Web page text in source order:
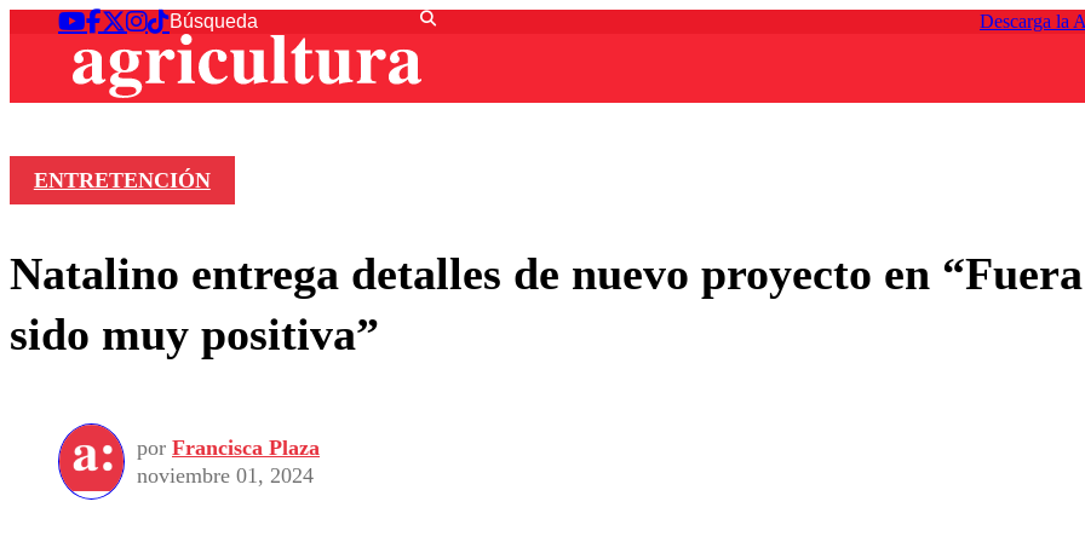
Descarga la
ENTRETENCIÓN
Natalino entrega detalles de nuevo proyecto en
sido muy positiva”
por Francisca Plaza
noviembre 01, 2024